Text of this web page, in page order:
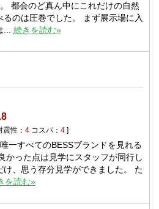
都会のど真ん中にこれだけの自然
のは圧巻でした。 まず展示場に入
... 続きを読む»
性： 4 コスパ： 4 ]
一すべてのBESSブランドを見れる
かった点は見学にスタッフが同行し
、思う存分見学ができました。 た
を読む»